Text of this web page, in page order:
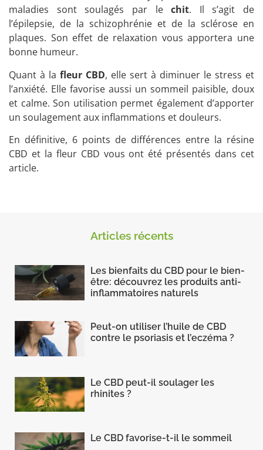
maladies sont soulagés par lechit. Il s’agit de
l’épilepsie, de la schizophrénie et de la sclérose en
plaques. Son effet de relaxation vous apportera une
bonne humeur.
Quant à la fleur CBD, elle sert à diminuer le stress et
l’anxiété. Elle favorise aussi un sommeil paisible, doux
et calme. Son utilisation permet également d’apporter
un soulagement aux inflammations et douleurs.
En définitive, 6 points de différences entre la résine
CBD et la fleur CBD vous ont été présentés dans cet
article.
Articles récents
Les bienfaits du CBD pour le bien-
être: découvrez les produits anti-
inflammatoires naturels
Peut-on utiliser l’huile de CBD
contre le psoriasis et l’eczéma ?
Le CBD peut-il soulager les
rhinites ?
Le CBD favorise-t-il le sommeil